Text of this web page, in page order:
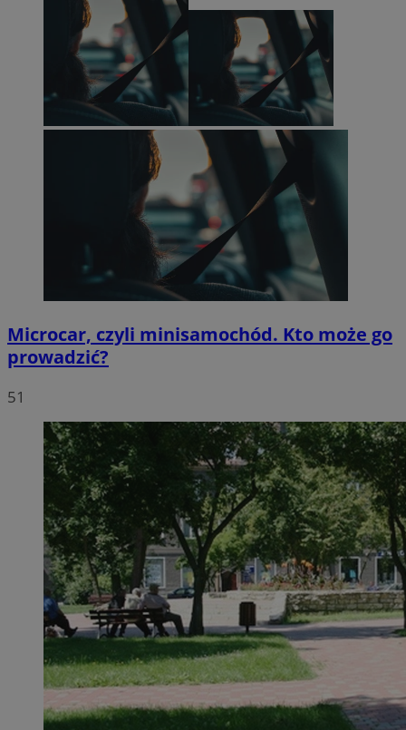
Microcar, czyli minisamochód. Kto może go
prowadzić?
51